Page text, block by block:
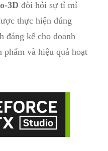
3D đòi hỏi sự tỉ mỉ
thực hiện đúng
đáng kể cho doanh
phẩm và hiệu quả hoạt